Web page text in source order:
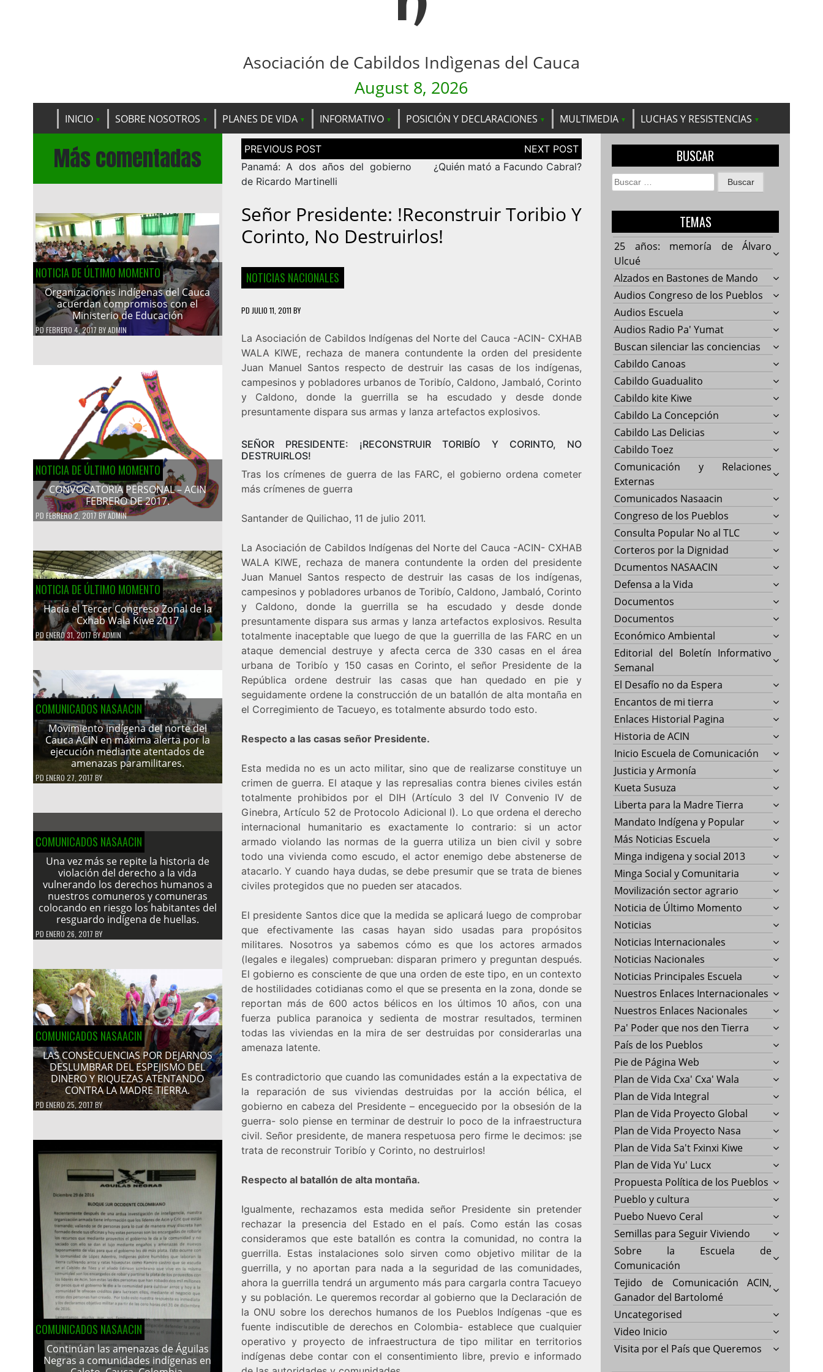
Asociación de Cabildos Indìgenas del Cauca
August 8, 2026
INICIO SOBRE NOSOTROS PLANES DE VIDA INFORMATIVO POSICIÓN Y DECLARACIONES MULTIMEDIA LUCHAS Y RESISTENCIAS
Más comentadas
NOTICIA DE ÚLTIMO MOMENTO
Organizaciones indígenas del Cauca
acuerdan compromisos con el
Ministerio de Educación
PD FEBRERO 4, 2017 BYADMIN
NOTICIA DE ÚLTIMO MOMENTO
CONVOCATORIA PERSONAL – ACIN
FEBRERO DE 2017.
PD FEBRERO 2, 2017BYADMIN
NOTICIA DE ÚLTIMO MOMENTO
Hacía el Tercer Congreso Zonal de la
Cxhab Wala Kiwe 2017
PDENERO 31, 2017BYADMIN
COMUNICADOS NASAACIN
Movimiento indígena del norte del
Cauca ACIN en máxima alerta por la
ejecución mediante atentados de
amenazas paramilitares.
PD ENERO 27, 2017 BY
COMUNICADOS NASAACIN
Una vez más se repite la historia de
violación del derecho a la vida
vulnerando los derechos humanos a
nuestros comuneros y comuneras
colocando en riesgo los habitantes del
resguardo indígena de huellas.
PD ENERO 26, 2017 BY
COMUNICADOS NASAACIN
LAS CONSECUENCIAS POR DEJARNOS
DESLUMBRAR DEL ESPEJISMO DEL
DINERO Y RIQUEZAS ATENTANDO
CONTRA LA MADRE TIERRA.
PDENERO 25, 2017 BY
COMUNICADOS NASAACIN
Continúan las amenazas de Águilas
Negras a comunidades indígenas en
Navegación
de
entradas
Panamá: A dos años del gobierno
de Ricardo Martinelli
¿Quién mató a Facundo Cabral?
Señor Presidente: !Reconstruir Toribio Y
Corinto, No Destruirlos!
NOTICIAS NACIONALES
PD JULIO 11, 2011 BY
La Asociación de Cabildos Indígenas del Norte del Cauca -ACIN- CXHAB
WALA KIWE, rechaza de manera contundente la orden del presidente
Juan Manuel Santos respecto de destruir las casas de los indígenas,
campesinos y pobladores urbanos de Toribío, Caldono, Jambaló, Corinto
y Caldono, donde la guerrilla se ha escudado y desde donde
presuntamente dispara sus armas y lanza artefactos explosivos.
SEÑOR PRESIDENTE: ¡RECONSTRUIR TORIBÍO Y CORINTO, NO
DESTRUIRLOS!
Tras los crímenes de guerra de las FARC, el gobierno ordena cometer
más crímenes de guerra
Santander de Quilichao, 11 de julio 2011.
La Asociación de Cabildos Indígenas del Norte del Cauca -ACIN- CXHAB
WALA KIWE, rechaza de manera contundente la orden del presidente
Juan Manuel Santos respecto de destruir las casas de los indígenas,
campesinos y pobladores urbanos de Toribío, Caldono, Jambaló, Corinto
y Caldono, donde la guerrilla se ha escudado y desde donde
presuntamente dispara sus armas y lanza artefactos explosivos. Resulta
totalmente inaceptable que luego de que la guerrilla de las FARC en un
ataque demencial destruye y afecta cerca de 330 casas en el área
urbana de Toribío y 150 casas en Corinto, el señor Presidente de la
República ordene destruir las casas que han quedado en pie y
seguidamente ordene la construcción de un batallón de alta montaña en
el Corregimiento de Tacueyo, es totalmente absurdo todo esto.
Respecto a las casas señor Presidente.
Esta medida no es un acto militar, sino que de realizarse constituye un
crimen de guerra. El ataque y las represalias contra bienes civiles están
totalmente prohibidos por el DIH (Artículo 3 del IV Convenio IV de
Ginebra, Artículo 52 de Protocolo Adicional I). Lo que ordena el derecho
internacional humanitario es exactamente lo contrario: si un actor
armado violando las normas de la guerra utiliza un bien civil y sobre
todo una vivienda como escudo, el actor enemigo debe abstenerse de
atacarlo. Y cuando haya dudas, se debe presumir que se trata de bienes
civiles protegidos que no pueden ser atacados.
El presidente Santos dice que la medida se aplicará luego de comprobar
que efectivamente las casas hayan sido usadas para propósitos
militares. Nosotros ya sabemos cómo es que los actores armados
(legales e ilegales) comprueban: disparan primero y preguntan después.
El gobierno es consciente de que una orden de este tipo, en un contexto
de hostilidades cotidianas como el que se presenta en la zona, donde se
reportan más de 600 actos bélicos en los últimos 10 años, con una
fuerza publica paranoica y sedienta de mostrar resultados, terminen
todas las viviendas en la mira de ser destruidas por considerarlas una
amenaza latente.
Es contradictorio que cuando las comunidades están a la expectativa de
la reparación de sus viviendas destruidas por la acción bélica, el
gobierno en cabeza del Presidente – enceguecido por la obsesión de la
guerra- solo piense en terminar de destruir lo poco de la infraestructura
civil. Señor presidente, de manera respetuosa pero firme le decimos: ¡se
trata de reconstruir Toribío y Corinto, no destruirlos!
Respecto al batallón de alta montaña.
Igualmente, rechazamos esta medida señor Presidente sin pretender
rechazar la presencia del Estado en el país. Como están las cosas
consideramos que este batallón es contra la comunidad, no contra la
guerrilla. Estas instalaciones solo sirven como objetivo militar de la
guerrilla, y no aportan para nada a la seguridad de las comunidades,
ahora la guerrilla tendrá un argumento más para cargarla contra Tacueyo
y su población. Le queremos recordar al gobierno que la Declaración de
la ONU sobre los derechos humanos de los Pueblos Indígenas -que es
fuente indiscutible de derechos en Colombia- establece que cualquier
operativo y proyecto de infraestructura de tipo militar en territorios
indígenas debe contar con el consentimiento libre, previo e informado
BUSCAR
Buscar:
TEMAS
25 años: memoría de Álvaro
Ulcué
Alzados en Bastones de Mando
Audios Congreso de los Pueblos
Audios Escuela
Audios Radio Pa' Yumat
Buscan silenciar las conciencias
Cabildo Canoas
Cabildo Guadualito
Cabildo kite Kiwe
Cabildo La Concepción
Cabildo Las Delicias
Cabildo Toez
Comunicación y Relaciones
Externas
Comunicados Nasaacin
Congreso de los Pueblos
Consulta Popular No al TLC
Corteros por la Dignidad
Dcumentos NASAACIN
Defensa a la Vida
Documentos
Documentos
Económico Ambiental
Editorial del Boletín Informativo
Semanal
El Desafío no da Espera
Encantos de mi tierra
Enlaces Historial Pagina
Historia de ACIN
Inicio Escuela de Comunicación
Justicia y Armonía
Kueta Susuza
Liberta para la Madre Tierra
Mandato Indígena y Popular
Más Noticias Escuela
Minga indigena y social 2013
Minga Social y Comunitaria
Movilización sector agrario
Noticia de Último Momento
Noticias
Noticias Internacionales
Noticias Nacionales
Noticias Principales Escuela
Nuestros Enlaces Internacionales
Nuestros Enlaces Nacionales
Pa' Poder que nos den Tierra
País de los Pueblos
Pie de Página Web
Plan de Vida Cxa' Cxa' Wala
Plan de Vida Integral
Plan de Vida Proyecto Global
Plan de Vida Proyecto Nasa
Plan de Vida Sa't Fxinxi Kiwe
Plan de Vida Yu' Lucx
Propuesta Política de los Pueblos
Pueblo y cultura
Puebo Nuevo Ceral
Semillas para Seguir Viviendo
Sobre la Escuela de
Comunicación
Tejido de Comunicación ACIN,
Ganador del Bartolomé
Uncategorised
Video Inicio
Visita por el País que Queremos